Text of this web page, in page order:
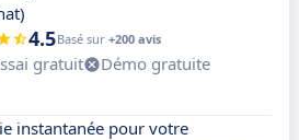
4.5Basé sur +200 avis
gratuit
Démo gratuite
instantanée pour votre